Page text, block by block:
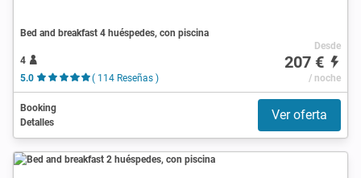
Bed and breakfast 4 huéspedes, con piscina
4
5.0
( 114 Reseñas )
Desde
207 €
/ noche
Booking
Detalles
Ver oferta